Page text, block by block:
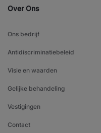
Over Ons
Ons bedrijf
Antidiscriminatiebeleid
Visie en waarden
Gelijke behandeling
Vestigingen
Contact